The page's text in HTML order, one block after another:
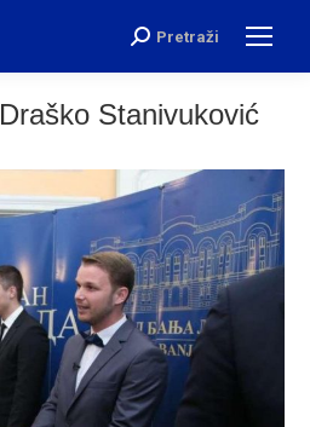
Search:
Pretraži
Draško Stanivuković